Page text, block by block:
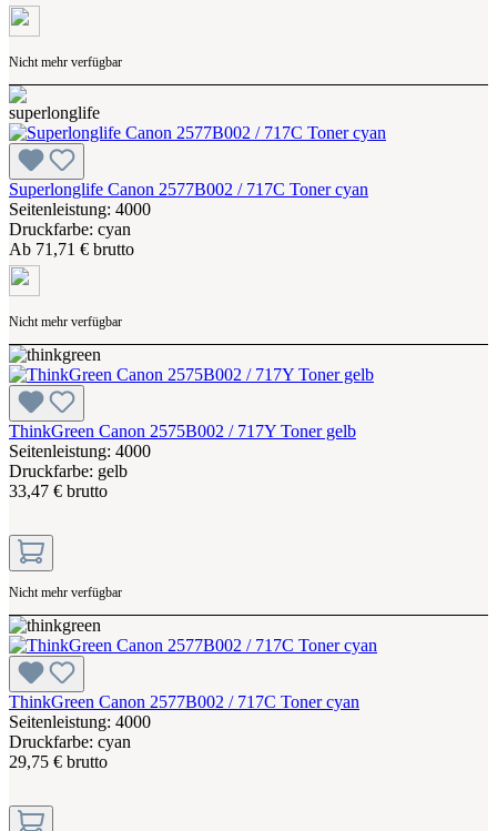
Nicht mehr verfügbar
Superlonglife Canon 2577B002 / 717C Toner cyan
Seitenleistung: 4000
Druckfarbe: cyan
Ab 71,71 € brutto
Nicht mehr verfügbar
ThinkGreen Canon 2575B002 / 717Y Toner gelb
Seitenleistung: 4000
Druckfarbe: gelb
33,47 € brutto
Nicht mehr verfügbar
ThinkGreen Canon 2577B002 / 717C Toner cyan
Seitenleistung: 4000
Druckfarbe: cyan
29,75 € brutto